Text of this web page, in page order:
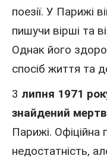
поезії. У Парижі
пишучи вірші та
Однак його
спосіб життя та
3 липня 1971
знайдений
Парижі. Офіційна
недостатність,